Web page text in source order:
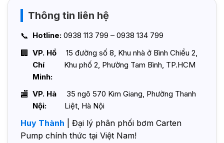
Thông tin liên hệ
Hotline: 0938 113 799 – 0938 134 799
VP. Hồ
Chí
Minh:
15 đường số 8, Khu nhà ở Bình Chiểu 2,
Khu phố 2, Phường Tam Bình, TP.HCM
VP. Hà
Nội:
35 ngõ 570 Kim Giang, Phường Thanh
Liệt, Hà Nội
Huy Thành | Đại lý phân phối bơm Carten
Pump chính thức tại Việt Nam!